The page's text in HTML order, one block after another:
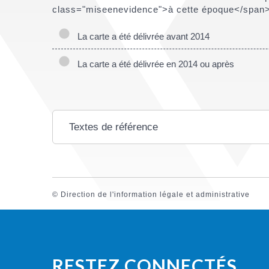
class="miseenevidence">à cette époque</
La carte a été délivrée avant 2014
La carte a été délivrée en 2014 ou après
Textes de référence
© Direction de l'information légale et administrative